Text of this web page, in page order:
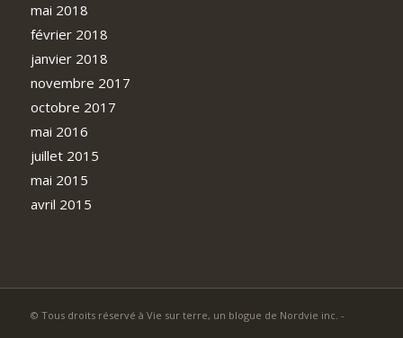
mai 2018
février 2018
janvier 2018
novembre 2017
octobre 2017
mai 2016
juillet 2015
mai 2015
avril 2015
© Tous droits réservé à Vie sur terre, un blogue de Nordvie inc. -